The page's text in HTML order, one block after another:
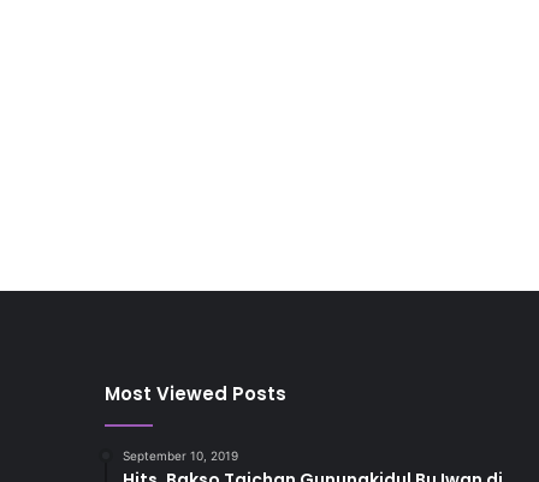
Most Viewed Posts
September 10, 2019